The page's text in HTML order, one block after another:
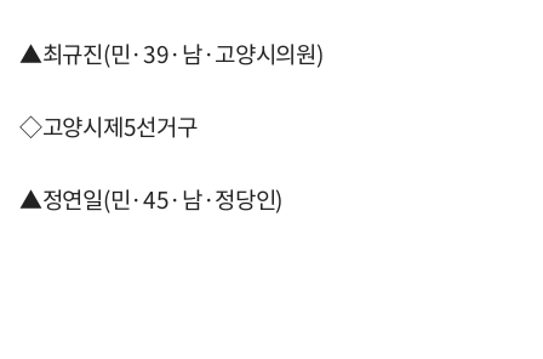
▲최규진(민·39·남·고양시의원)
◇고양시제5선거구
▲정연일(민·45·남·정당인)